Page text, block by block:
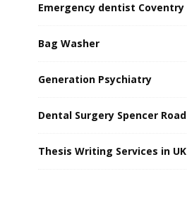
Emergency dentist Coventry
Bag Washer
Generation Psychiatry
Dental Surgery Spencer Road
Thesis Writing Services in UK